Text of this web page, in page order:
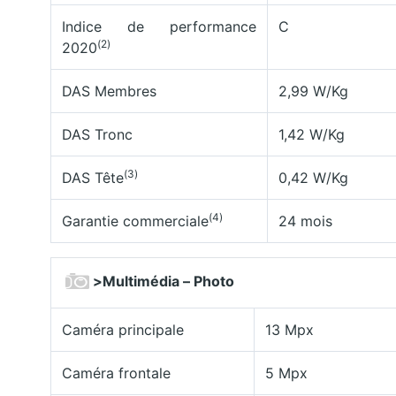
Indice de performance
2020(2)
C
DAS Membres 2,99 W/Kg
DAS Tronc 1,42 W/Kg
DAS Tête(3) 0,42 W/Kg
Garantie commerciale(4) 24 mois
>Multimédia – Photo
Caméra principale 13 Mpx
Caméra frontale 5 Mpx